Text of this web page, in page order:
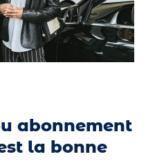
abonnement
la bonne